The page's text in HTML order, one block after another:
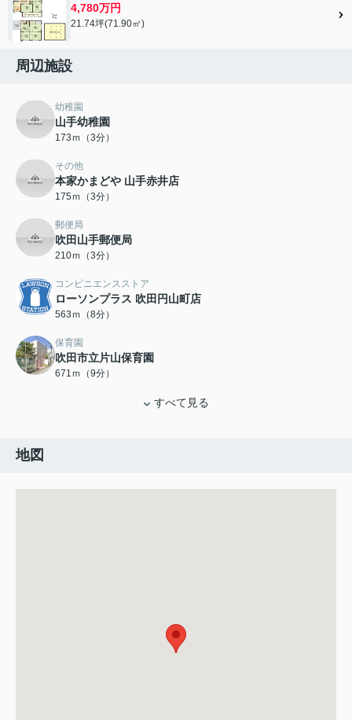
4,780万円
21.74坪(71.90㎡)
周辺施設
幼稚園
山手幼稚園
173ｍ（3分）
その他
本家かまどや 山手赤井店
175ｍ（3分）
郵便局
吹田山手郵便局
210ｍ（3分）
コンビニエンスストア
ローソンプラス 吹田円山町店
563ｍ（8分）
保育園
吹田市立片山保育園
671ｍ（9分）
すべて見る
地図